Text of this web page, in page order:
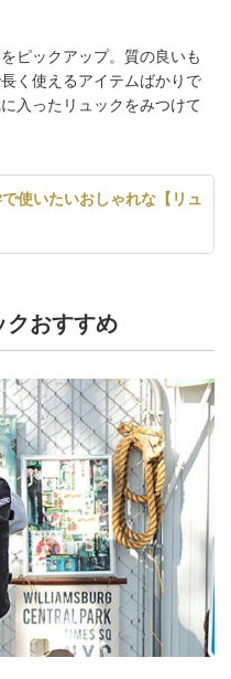
ピックアップ。質の良いも
く使えるアイテムばかりで
入ったリュックをみつけて
使いたいおしゃれな【リュ
クおすすめ